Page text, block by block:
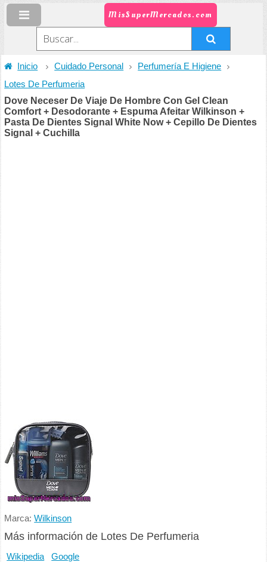
MisSuperMercados.com
Inicio Cuidado Personal
Perfumería E Higiene
Lotes De Perfumeria
Dove Neceser De Viaje De Hombre Con Gel Clean
Comfort + Desodorante + Espuma Afeitar Wilkinson +
Pasta De Dientes Signal White Now + Cepillo De Dientes
Signal + Cuchilla
Marca:Wilkinson
Más información de Lotes De Perfumeria
Wikipedia Google